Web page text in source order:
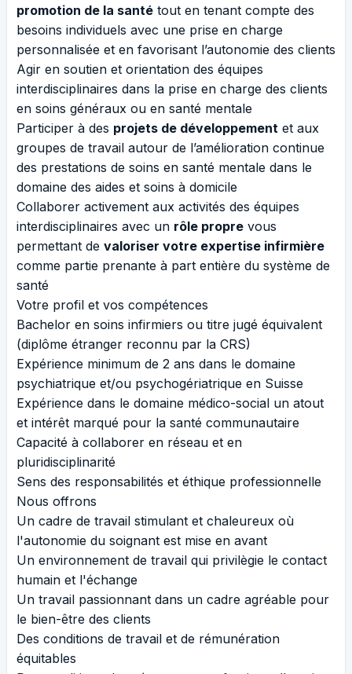
promotion de la santé tout en tenant compte des
besoins individuels avec une prise en charge
personnalisée et en favorisant l’autonomie des clients
Agir en soutien et orientation des équipes
interdisciplinaires dans la prise en charge des clients
en soins généraux ou en santé mentale
Participer à des projets de développement et aux
groupes de travail autour de l’amélioration continue
des prestations de soins en santé mentale dans le
domaine des aides et soins à domicile
Collaborer activement aux activités des équipes
interdisciplinaires avec un rôle propre vous
permettant de valoriser votre expertise infirmière
comme partie prenante à part entière du système de
santé
Votre profil et vos compétences
Bachelor en soins infirmiers ou titre jugé équivalent
(diplôme étranger reconnu par la CRS)
Expérience minimum de 2 ans dans le domaine
psychiatrique et/ou psychogériatrique en Suisse
Expérience dans le domaine médico-social un atout
et intérêt marqué pour la santé communautaire
Capacité à collaborer en réseau et en
pluridisciplinarité
Sens des responsabilités et éthique professionnelle
Nous offrons
Un cadre de travail stimulant et chaleureux où
l'autonomie du soignant est mise en avant
Un environnement de travail qui privilègie le contact
humain et l'échange
Un travail passionnant dans un cadre agréable pour
le bien-être des clients
Des conditions de travail et de rémunération
équitables